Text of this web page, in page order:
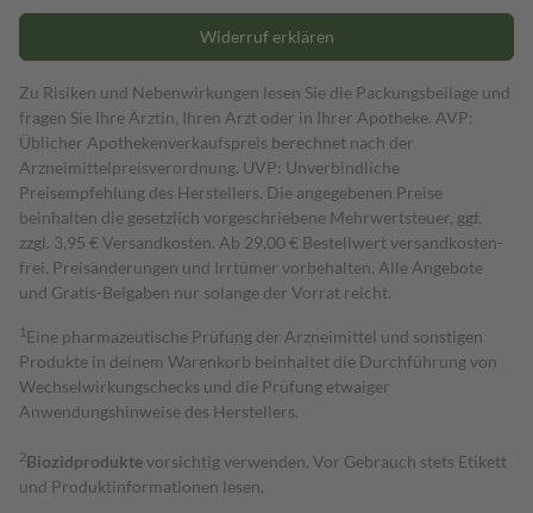
Widerruf erklären
Zu Risiken und Nebenwirkungen lesen Sie die Packungsbeilage und
fragen Sie Ihre Ärztin, Ihren Arzt oder in Ihrer Apotheke. AVP:
Üblicher Apothekenverkaufspreis berechnet nach der
Arzneimittelpreisverordnung. UVP: Unverbindliche
Preisempfehlung des Herstellers. Die angegebenen Preise
beinhalten die gesetzlich vorgeschriebene Mehrwertsteuer, ggf.
zzgl. 3,95 € Versandkosten. Ab 29,00 € Bestell­wert versand­kosten­
frei. Preisänderungen und Irrtümer vorbehalten. Alle Angebote
und Gratis-Beigaben nur solange der Vorrat reicht.
1 Eine pharmazeutische Prüfung der Arzneimittel und sonstigen
Produkte in deinem Warenkorb beinhaltet die Durchführung von
Wechselwirkungschecks und die Prüfung etwaiger
Anwendungshinweise des Herstellers.
2Biozidproduktevorsichtig verwenden. Vor Gebrauch stets Etikett
und Produktinformationen lesen.